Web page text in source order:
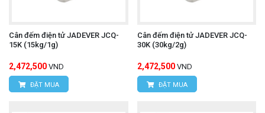
Cân đếm điện tử JADEVER JCQ-
15K (15kg/1g)
2,472,500 VND
ĐẶT MUA
Cân đếm điện tử JADEVER JCQ-
30K (30kg/2g)
2,472,500 VND
ĐẶT MUA